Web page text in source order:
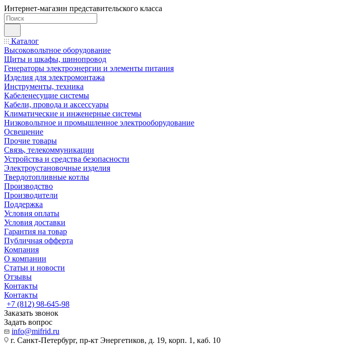
Интернет-магазин представительского класса
Каталог
Высоковольтное оборудование
Щиты и шкафы, шинопровод
Генераторы электроэнергии и элементы питания
Изделия для электромонтажа
Инструменты, техника
Кабеленесущие системы
Кабели, провода и аксессуары
Климатические и инженерные системы
Низковольтное и промышленное электрооборудование
Освещение
Прочие товары
Связь, телекоммуникации
Устройства и средства безопасности
Электроустановочные изделия
Твердотопливные котлы
Производство
Производители
Поддержка
Условия оплаты
Условия доставки
Гарантия на товар
Публичная офферта
Компания
О компании
Статьи и новости
Отзывы
Контакты
Контакты
+7 (812) 98-645-98
Заказать звонок
Задать вопрос
info@mifrid.ru
г. Санкт-Петербург, пр-кт Энергетиков, д. 19, корп. 1, каб. 10